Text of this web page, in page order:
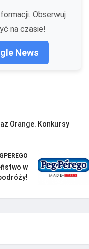
Obserwuj
na czasie!
News
Orange. Konkursy
w